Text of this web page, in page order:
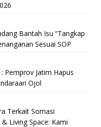
Bantah Isu “Tangkap
Sesuai SOP
Pemprov Jatim Hapus
Ojol
Terkait Somasi
Living Space: Kami